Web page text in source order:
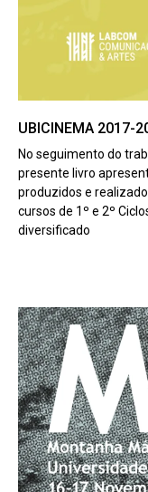
UBICINEMA 2017-
No seguimento do
presente livro
produzidos e
cursos de 1º e 2º
diversificado